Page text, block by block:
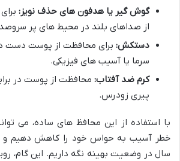
گوش گیر یا هدفون های حذف نویز:
از صداهای بلند در محیط های پر
دستکش: برای محافظت از پوست دست در
سرما یا آسیب های فیزیکی.
کرم ضد آفتاب: محافظت از پوست در
پیری زودرس.
با استفاده از این محافظ های ساده، می
خطر آسیب به حواس خود را کاهش دهیم و
سال در وضعیت بهینه نگه داریم. این گام،